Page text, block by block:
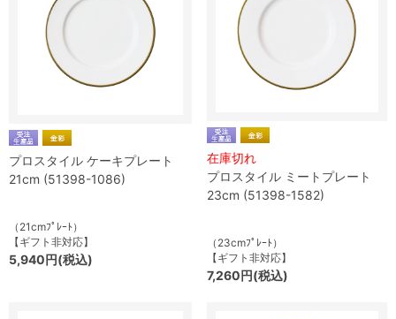
プロスタイル ケーキプレート
21cm (51398-1086)
（21cmﾌﾟﾚｰﾄ）
【ギフト非対応】
5,940円(税込)
在庫切れ
プロスタイル ミートプレート
23cm (51398-1582)
（23cmﾌﾟﾚｰﾄ）
【ギフト非対応】
7,260円(税込)